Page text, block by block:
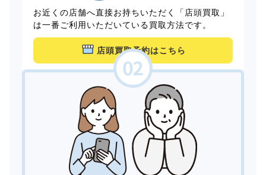
お近くの店舗へ直接お持ちいただく「店頭買取」
は一番ご利用いただいている買取方法です。
店頭買取予約はこちら